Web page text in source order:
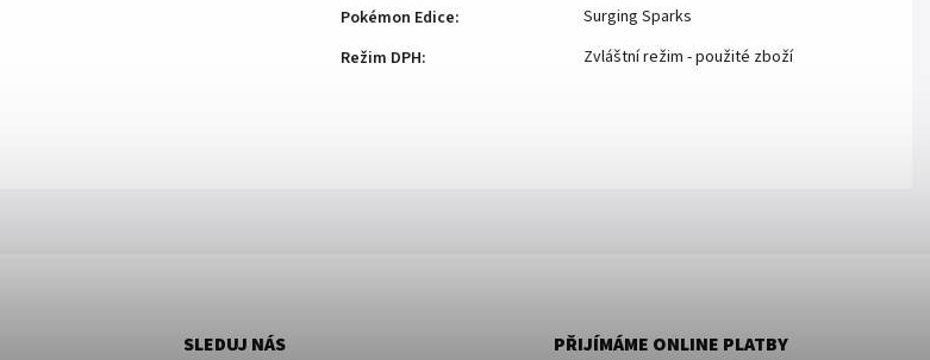
Pokémon Edice:
Surging Sparks
Režim DPH: Zvláštní režim - použité zboží
SLEDUJ NÁS PŘIJÍMÁME ONLINE PLATBY